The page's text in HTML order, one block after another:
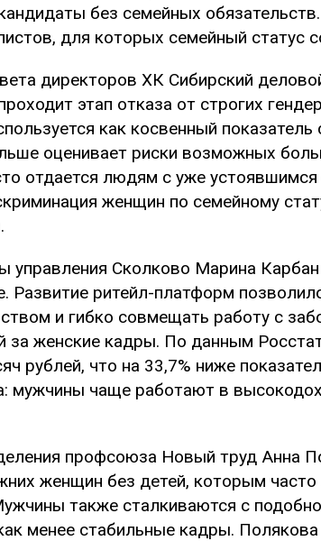
без семейных
для которых семейный статус
директоров ХК Сибирский
этап отказа от строгих
как косвенный
оценивает риски возможных
отдается людям с уже
женщин по семейному
Сколково Марина Карбан
Развитие ритейл-платформ
и гибко совмещать работу с
за женские кадры. По данным
рублей, что на 33,7% ниже
мужчины чаще работают в
профсоюза Новый труд Анна
женщин без детей, которым
также сталкиваются с
менее стабильные кадры.